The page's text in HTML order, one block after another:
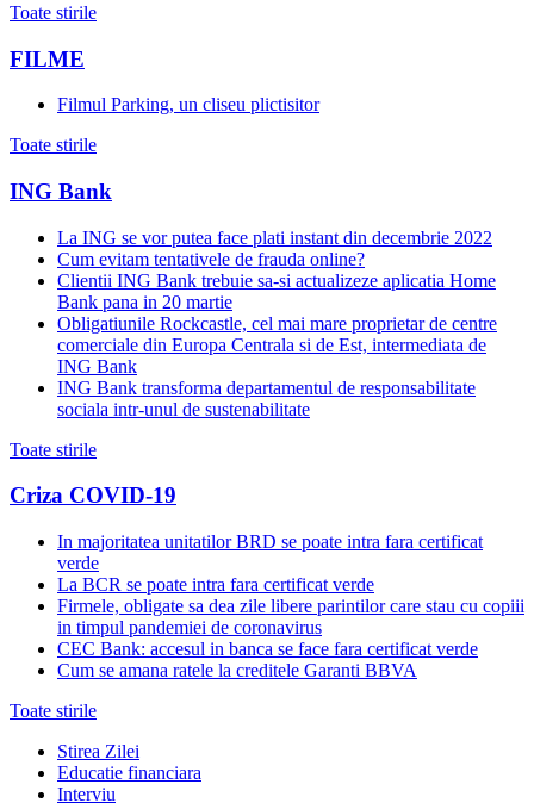
Toate stirile
FILME
Filmul Parking, un cliseu plictisitor
Toate stirile
ING Bank
La ING se vor putea face plati instant din decembrie 2022
Cum evitam tentativele de frauda online?
Clientii ING Bank trebuie sa-si actualizeze aplicatia Home
Bank pana in 20 martie
Obligatiunile Rockcastle, cel mai mare proprietar de centre
comerciale din Europa Centrala si de Est, intermediata de
ING Bank
ING Bank transforma departamentul de responsabilitate
sociala intr-unul de sustenabilitate
Toate stirile
Criza COVID-19
In majoritatea unitatilor BRD se poate intra fara certificat
verde
La BCR se poate intra fara certificat verde
Firmele, obligate sa dea zile libere parintilor care stau cu copiii
in timpul pandemiei de coronavirus
CEC Bank: accesul in banca se face fara certificat verde
Cum se amana ratele la creditele Garanti BBVA
Toate stirile
Stirea Zilei
Educatie financiara
Interviu